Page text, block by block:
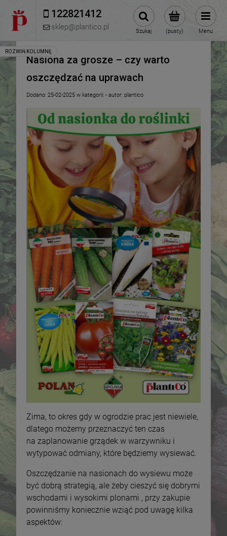
122821412
sklep@plantico.pl (pusty)
Szukaj Menu
Nasiona za grosze – czy warto
oszczędzać na uprawach
Dodano: 25-02-2025 w kategorii: - autor: plantico
Zima, to okres gdy w ogrodzie prac jest niewiele,
dlatego możemy przeznaczyć ten czas
na zaplanowanie grządek w warzywniku i
wytypować odmiany, które będziemy wysiewać.
Oszczędzanie na nasionach do wysiewu może
być dobrą strategią, ale żeby cieszyć się dobrymi
wschodami i wysokimi plonami , przy zakupie
powinniśmy koniecznie wziąć pod uwagę kilka
aspektów: